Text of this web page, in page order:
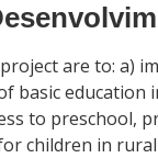
are to: a)
basic education
to preschool,
children in